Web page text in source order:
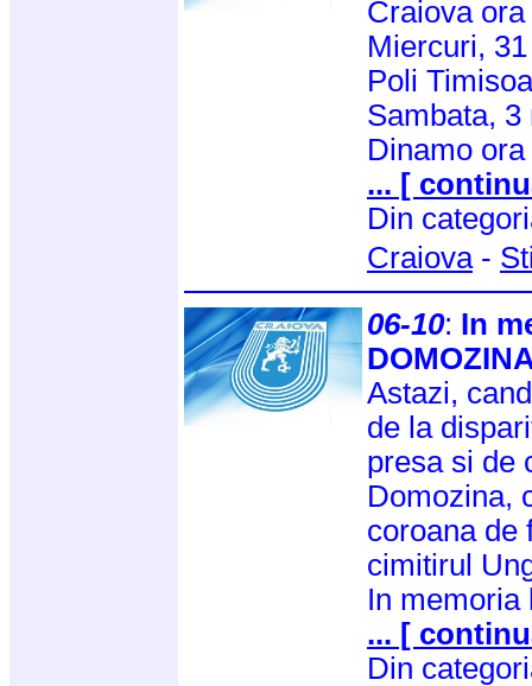
Craiova
Miercuri,
Poli
Sambata,
Dinamo
... [
Din
Craiova-
06-10: In
Astazi,
de la
presa si de
Domozina,
coroana de
cimitirul
In memoria
... [
Din